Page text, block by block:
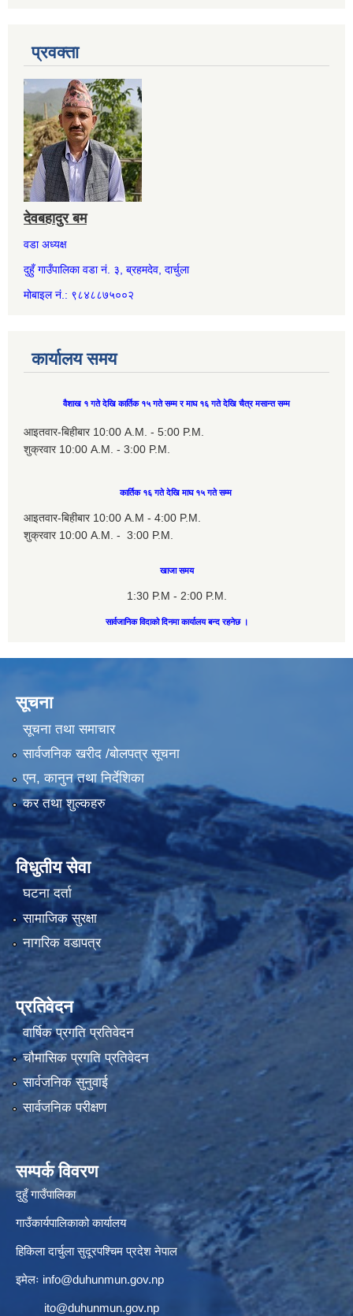
प्रवक्ता
देवबहादुर बम
वडा अध्यक्ष
दुहुँ गाउँपालिका वडा नं. ३, ब्रहमदेव, दार्चुला
मोबाइल नं.: ९८४८८७५००२
कार्यालय समय
वैशाख १ गते देखि कार्तिक १५ गते सम्म र माघ १६ गते देखि चैत्र मसान्त सम्म
आइतवार-बिहीबार 10:00 A.M. - 5:00 P.M.
शुक्रवार 10:00 A.M. - 3:00 P.M.
कार्तिक १६ गते देखि माघ १५ गते सम्म
आइतवार-बिहीबार 10:00 A.M - 4:00 P.M.
शुक्रवार 10:00 A.M. - 3:00 P.M.
खाजा समय
1:30 P.M - 2:00 P.M.
सार्वजानिक विदाको दिनमा कार्यालय बन्द रहनेछ ।
सूचना
सूचना तथा समाचार
सार्वजनिक खरीद /बोलपत्र सूचना
एन, कानुन तथा निर्देशिका
कर तथा शुल्कहरु
विधुतीय सेवा
घटना दर्ता
सामाजिक सुरक्षा
नागरिक वडापत्र
प्रतिवेदन
वार्षिक प्रगति प्रतिवेदन
चौमासिक प्रगति प्रतिवेदन
सार्वजनिक सुनुवाई
सार्वजनिक परीक्षण
सम्पर्क विवरण
दुहुँ गाउँपालिका
गाउँकार्यपालिकाको कार्यालय
हिकिला दार्चुला सुदूरपश्चिम प्रदेश नेपाल
इमेलः info@duhunmun.gov.np
ito@duhunmun.gov.np